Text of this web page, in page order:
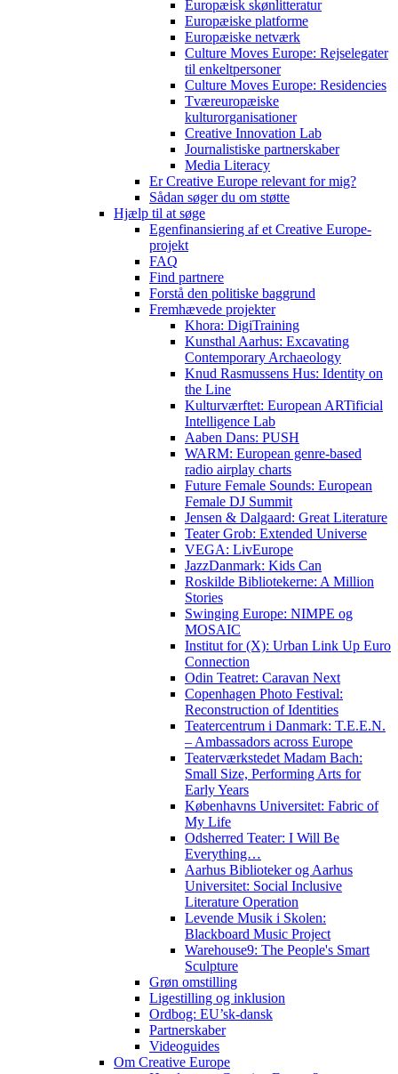
Europæisk skønlitteratur
Europæiske platforme
Europæiske netværk
Culture Moves Europe: Rejselegater
til enkeltpersoner
Culture Moves Europe: Residencies
Tværeuropæiske
kulturorganisationer
Creative Innovation Lab
Journalistiske partnerskaber
Media Literacy
Er Creative Europe relevant for mig?
Sådan søger du om støtte
Hjælp til at søge
Egenfinansiering af et Creative Europe-
projekt
FAQ
Find partnere
Forstå den politiske baggrund
Fremhævede projekter
Khora: DigiTraining
Kunsthal Aarhus: Excavating
Contemporary Archaeology
Knud Rasmussens Hus: Identity on
the Line
Kulturværftet: European ARTificial
Intelligence Lab
Aaben Dans: PUSH
WARM: European genre-based
radio airplay charts
Future Female Sounds: European
Female DJ Summit
Jensen & Dalgaard: Great Literature
Teater Grob: Extended Universe
VEGA: LivEurope
JazzDanmark: Kids Can
Roskilde Bibliotekerne: A Million
Stories
Swinging Europe: NIMPE og
MOSAIC
Institut for (X): Urban Link Up Euro
Connection
Odin Teatret: Caravan Next
Copenhagen Photo Festival:
Reconstruction of Identities
Teatercentrum i Danmark: T.E.E.N.
– Ambassadors across Europe
Teaterværkstedet Madam Bach:
Small Size, Performing Arts for
Early Years
Københavns Universitet: Fabric of
My Life
Odsherred Teater: I Will Be
Everything…
Aarhus Biblioteker og Aarhus
Universitet: Social Inclusive
Literature Operation
Levende Musik i Skolen:
Blackboard Music Project
Warehouse9: The People's Smart
Sculpture
Grøn omstilling
Ligestilling og inklusion
Ordbog: EU’sk-dansk
Partnerskaber
Videoguides
Om Creative Europe